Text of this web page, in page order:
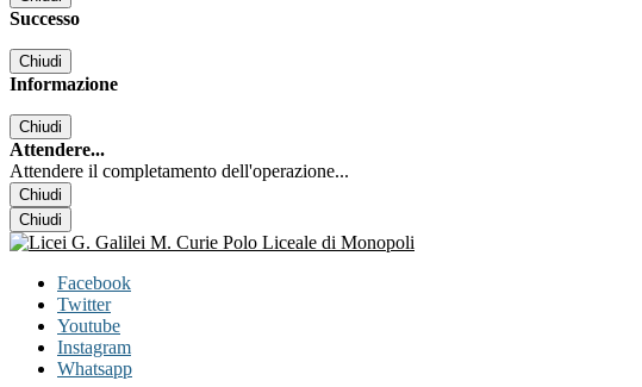
Successo
Chiudi
Informazione
Chiudi
Attendere...
Attendere il completamento dell'operazione...
Chiudi
Chiudi
Facebook
Twitter
Youtube
Instagram
Whatsapp